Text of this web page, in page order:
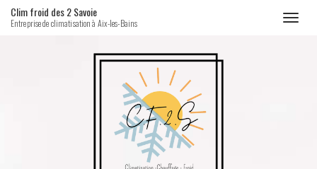
Clim froid des 2 Savoie
Entreprise de climatisation à Aix-les-Bains